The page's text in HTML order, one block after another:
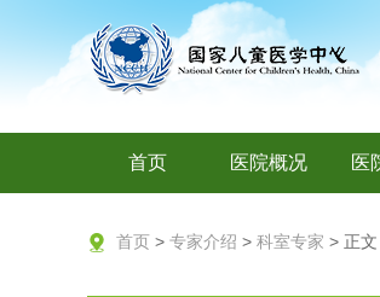
首页 医院概况 医
首页 > 专家介绍 > 科室专家 > 正文